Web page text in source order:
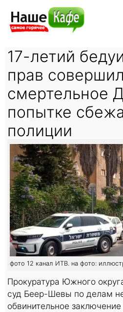
17-летий
прав совершил
смертельное
попытке
полиции
фото 12 канал ИТВ. на фото:
Прокуратура Южного
суд Беер-Шевы по делам
обвинительное